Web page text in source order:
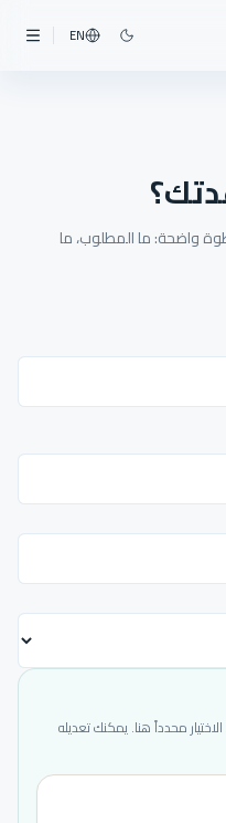
EN
واضحة: ما المطلوب، ما
محدداً هنا. يمكنك تعديله